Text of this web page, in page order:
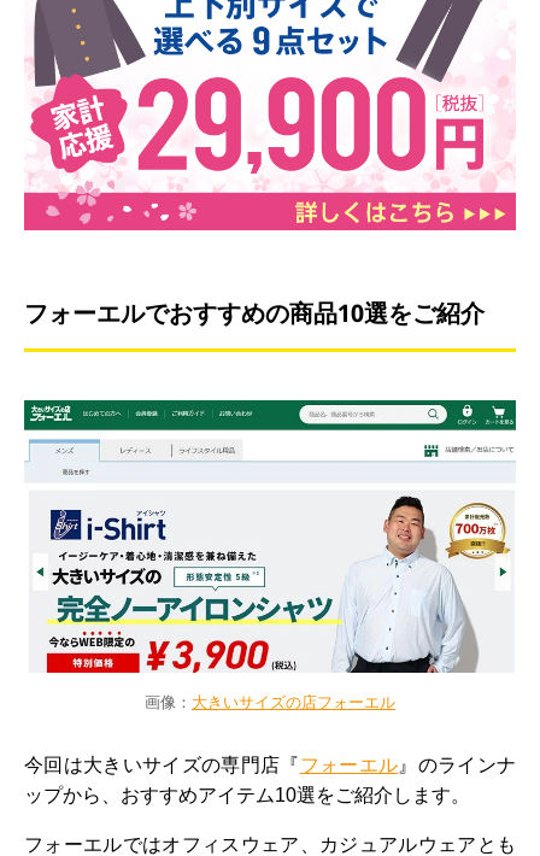
フォーエルでおすすめの商品10選をご紹介
画像： 大きいサイズの店フォーエル
今回は大きいサイズの専門店『フォーエル 』のラインナ
ップから、おすすめアイテム10選をご紹介します。
フォーエルではオフィスウェア、カジュアルウェアとも